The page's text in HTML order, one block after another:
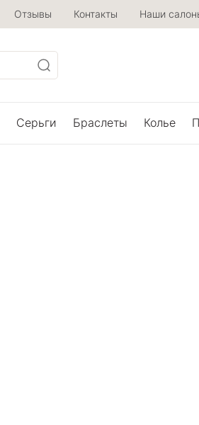
Отзывы Контакты Наши
Серьги Браслеты Колье